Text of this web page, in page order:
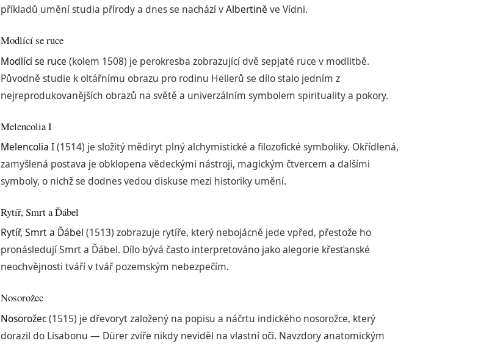
příkladů umění studia přírody a dnes se nachází vAlbertině ve Vídni.
Modlící se ruce
Modlící se ruce (kolem 1508) je perokresba zobrazující dvě sepjaté ruce v modlitbě.
Původně studie k oltářnímu obrazu pro rodinu Hellerů se dílo stalo jedním z
nejreprodukovanějších obrazů na světě a univerzálním symbolem spirituality a pokory.
Melencolia I
Melencolia I(1514) je složitý mědiryt plný alchymistické a filozofické symboliky. Okřídlená,
zamyšlená postava je obklopena vědeckými nástroji, magickým čtvercem a dalšími
symboly, o nichž se dodnes vedou diskuse mezi historiky umění.
Rytíř, Smrt a Ďábel
Rytíř, Smrt a Ďábel (1513) zobrazuje rytíře, který nebojácně jede vpřed, přestože ho
pronásledují Smrt a Ďábel. Dílo bývá často interpretováno jako alegorie křesťanské
neochvějnosti tváří v tvář pozemským nebezpečím.
Nosorožec
Nosorožec(1515) je dřevoryt založený na popisu a náčrtu indického nosorožce, který
dorazil do Lisabonu — Dürer zvíře nikdy neviděl na vlastní oči. Navzdory anatomickým